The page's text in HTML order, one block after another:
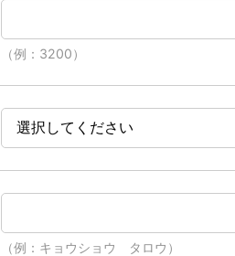
（例：3200）
（例：キョウショウ タロウ）